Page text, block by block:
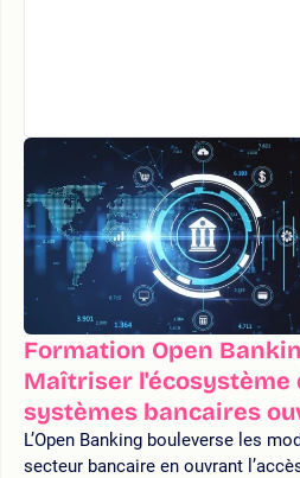
Formation Open
Maîtriser l'écosystème
systèmes bancaires
L’Open Banking bouleverse les
secteur bancaire en ouvrant